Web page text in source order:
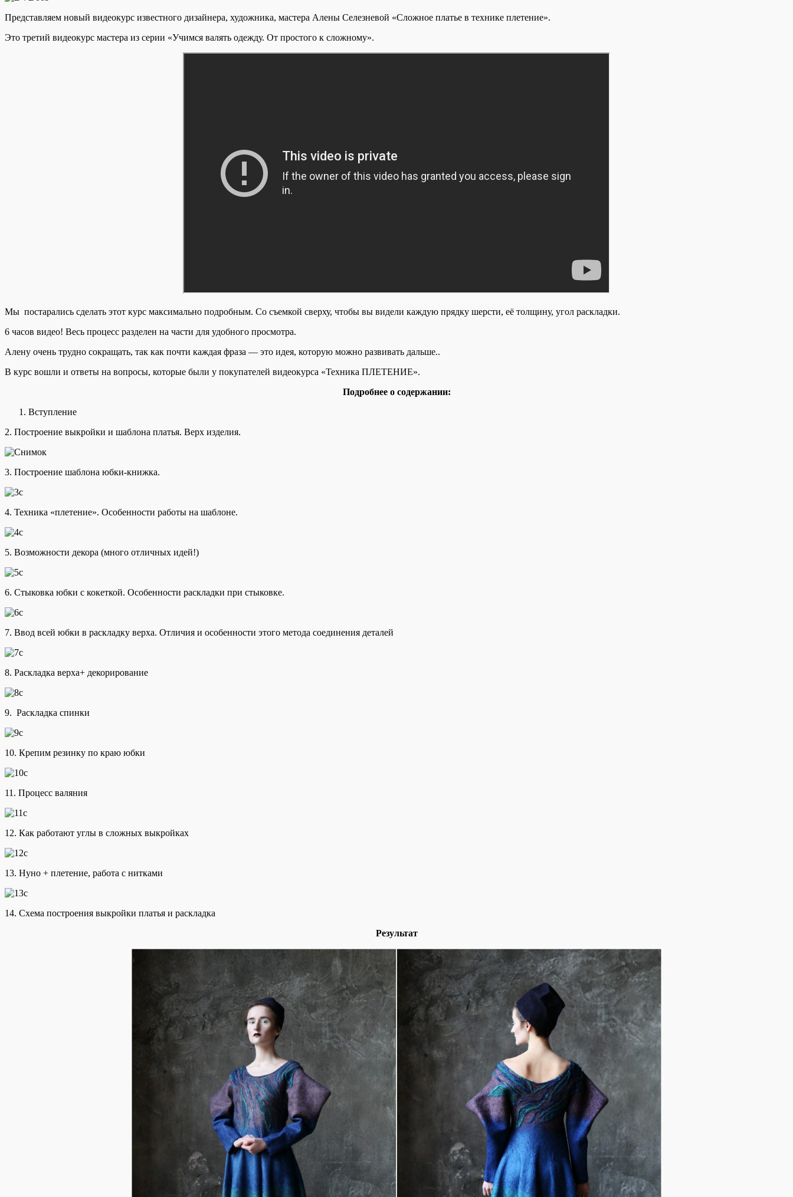
Представляем новый видеокурс известного дизайнера, художника, мастера Алены Селезневой «Сложное платье в технике плетение».
Это третий видеокурс мастера из серии «Учимся валять одежду. От простого к сложному».
Мы постарались сделать этот курс максимально подробным. Со съемкой сверху, чтобы вы видели каждую прядку шерсти, её толщину, угол раскладки.
6 часов видео! Весь процесс разделен на части для удобного просмотра.
Алену очень трудно сокращать, так как почти каждая фраза — это идея, которую можно развивать дальше..
В курс вошли и ответы на вопросы, которые были у покупателей видеокурса «Техника ПЛЕТЕНИЕ».
Подробнее о содержании:
Вступление
2. Построение выкройки и шаблона платья. Верх изделия.
3. Построение шаблона юбки-книжка.
4. Техника «плетение». Особенности работы на шаблоне.
5. Возможности декора (много отличных идей!)
6. Стыковка юбки с кокеткой. Особенности раскладки при стыковке.
7. Ввод всей юбки в раскладку верха. Отличия и особенности этого метода соединения деталей
8. Раскладка верха+ декорирование
9. Раскладка спинки
10. Крепим резинку по краю юбки
11. Процесс валяния
12. Как работают углы в сложных выкройках
13. Нуно + плетение, работа с нитками
14. Схема построения выкройки платья и раскладка
Результат